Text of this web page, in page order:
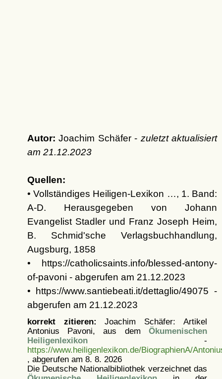
Autor: Joachim Schäfer - zuletzt aktualisiert
am 21.12.2023
Quellen:
• Vollständiges Heiligen-Lexikon …, 1. Band:
A-D. Herausgegeben von Johann
Evangelist Stadler und Franz Joseph Heim,
B. Schmid'sche Verlagsbuchhandlung,
Augsburg, 1858
• https://catholicsaints.info/blessed-antony-
of-pavoni - abgerufen am 21.12.2023
• https://www.santiebeati.it/dettaglio/49075 -
abgerufen am 21.12.2023
korrekt zitieren: Joachim Schäfer: Artikel
Antonius Pavoni, aus dem Ökumenischen
Heiligenlexikon-
https://www.heiligenlexikon.de/BiographienA/
, abgerufen am 8. 8. 2026
Die Deutsche Nationalbibliothek verzeichnet das